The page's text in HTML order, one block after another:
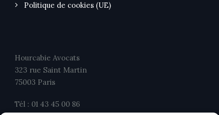
Politique de cookies (UE)
Hourcabie Avocats
323 rue Saint Martin
75003 Paris
Tél : 01 43 45 00 86